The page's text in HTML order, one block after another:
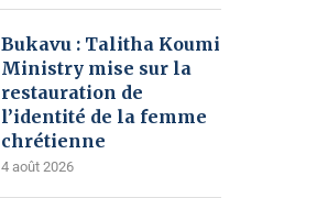
Bukavu : Talitha Koumi
Ministry mise sur la
restauration de
l’identité de la femme
chrétienne
4 août 2026